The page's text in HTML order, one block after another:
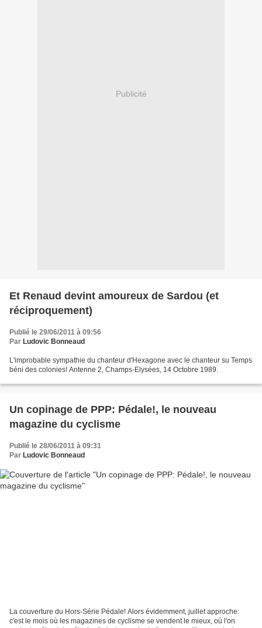
Publicité
Et Renaud devint amoureux de Sardou (et
réciproquement)
Publié le 29/06/2011 à 09:56
Par Ludovic Bonneaud
L'improbable sympathie du chanteur d'Hexagone avec le chanteur su Temps
béni des colonies! Antenne 2, Champs-Elysées, 14 Octobre 1989.
Un copinage de PPP: Pédale!, le nouveau
magazine du cyclisme
Publié le 28/06/2011 à 09:31
Par Ludovic Bonneaud
La couverture du Hors-Série Pédale! Alors évidemment, juillet approche:
c'est le mois où les magazines de cyclisme se vendent le mieux, où l'on